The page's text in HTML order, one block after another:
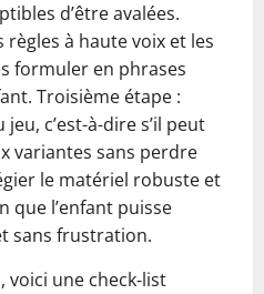
d’être avalées.
règles à haute voix et les
formuler en phrases
Troisième étape :
c’est-à-dire s’il peut
variantes sans perdre
le matériel robuste et
que l’enfant puisse
sans frustration.
une check‑list